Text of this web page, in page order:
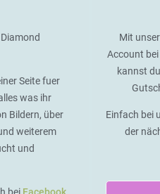
Seite fuer
was ihr
Bildern, über
weiterem
und
Mit
Account
kannst
Einfach bei
der